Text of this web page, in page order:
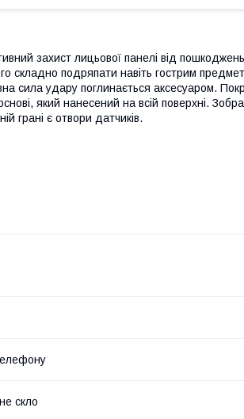
захист лицьової панелі від пошкоджень
складно подряпати навіть гострим
сила удару поглинається аксесуаром.
який нанесений на всій поверхні.
грані є отвори датчиків.
скло